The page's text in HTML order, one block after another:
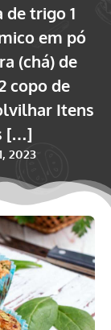
de trigo 1
em pó
(chá) de
copo de
Itens
[…]
2023